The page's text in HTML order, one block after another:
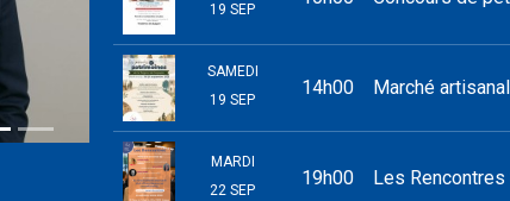
19 SEP
SAMEDI
19 SEP
14h00 Marché artisanal
MARDI
22 SEP
19h00 Les